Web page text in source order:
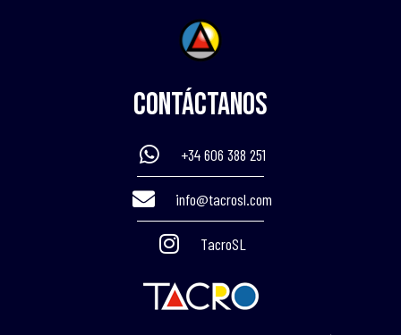
Contáctanos
+34 606 388 251
info@tacrosl.com
TacroSL